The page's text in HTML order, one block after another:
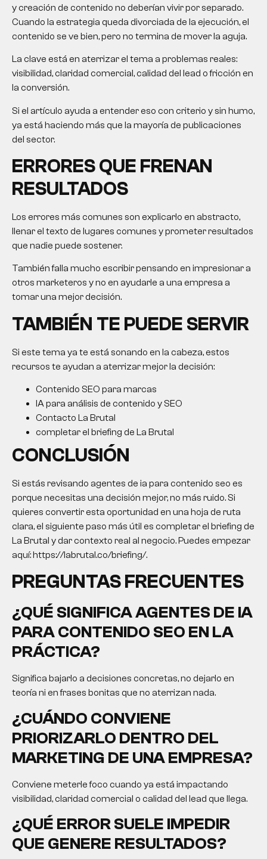
y creación de contenido no deberían vivir por separado.
Cuando la estrategia queda divorciada de la ejecución, el
contenido se ve bien, pero no termina de mover la aguja.
La clave está en aterrizar el tema a problemas reales:
visibilidad, claridad comercial, calidad del lead o fricción en
la conversión.
Si el artículo ayuda a entender eso con criterio y sin humo,
ya está haciendo más que la mayoría de publicaciones
del sector.
ERRORES QUE FRENAN
RESULTADOS
Los errores más comunes son explicarlo en abstracto,
llenar el texto de lugares comunes y prometer resultados
que nadie puede sostener.
También falla mucho escribir pensando en impresionar a
otros marketeros y no en ayudarle a una empresa a
tomar una mejor decisión.
TAMBIÉN TE PUEDE SERVIR
Si este tema ya te está sonando en la cabeza, estos
recursos te ayudan a aterrizar mejor la decisión:
Contenido SEO para marcas
IA para análisis de contenido y SEO
Contacto La Brutal
completar el briefing de La Brutal
CONCLUSIÓN
Si estás revisando agentes de ia para contenido seo es
porque necesitas una decisión mejor, no más ruido. Si
quieres convertir esta oportunidad en una hoja de ruta
clara, el siguiente paso más útil es completar el briefing de
La Brutal y dar contexto real al negocio. Puedes empezar
aquí: https://labrutal.co/briefing/.
PREGUNTAS FRECUENTES
¿QUÉ SIGNIFICA AGENTES DE IA
PARA CONTENIDO SEO EN LA
PRÁCTICA?
Significa bajarlo a decisiones concretas, no dejarlo en
teoría ni en frases bonitas que no aterrizan nada.
¿CUÁNDO CONVIENE
PRIORIZARLO DENTRO DEL
MARKETING DE UNA EMPRESA?
Conviene meterle foco cuando ya está impactando
visibilidad, claridad comercial o calidad del lead que llega.
¿QUÉ ERROR SUELE IMPEDIR
QUE GENERE RESULTADOS?